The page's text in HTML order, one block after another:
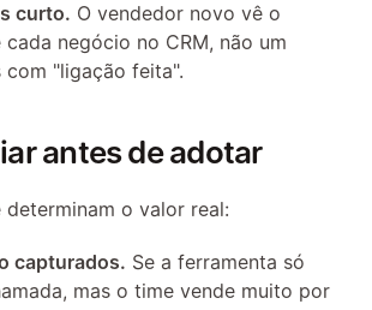
curto. O vendedor novo vê o
negócio no CRM, não um
"ligação feita".
antes de adotar
o valor real:
capturados. Se a ferramenta só
mas o time vende muito por